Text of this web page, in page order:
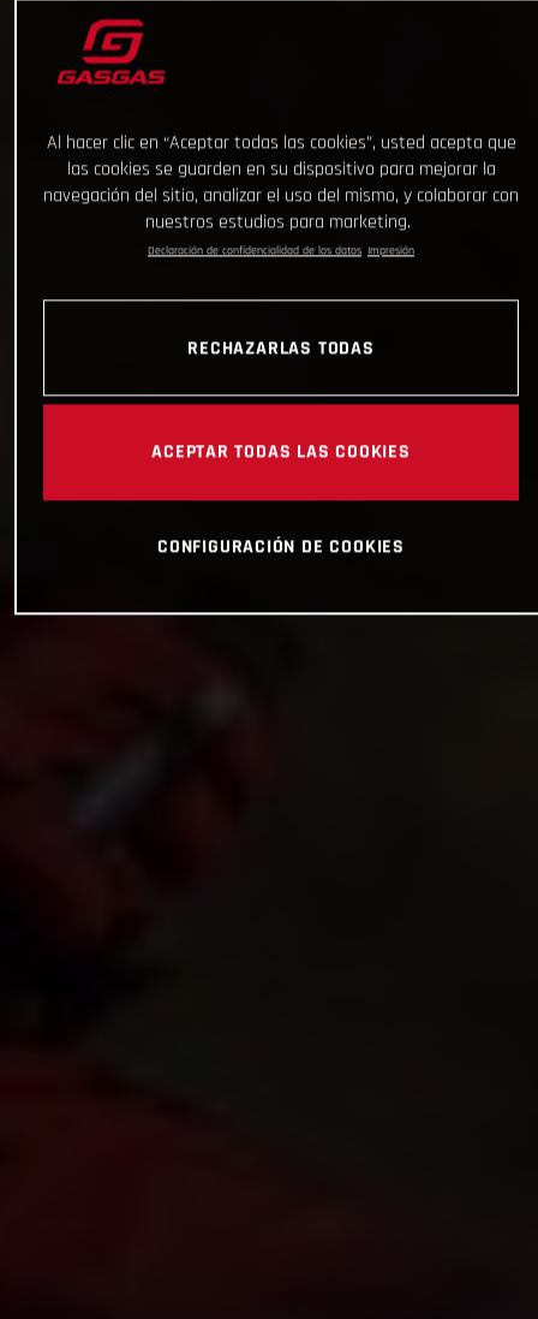
Al hacer clic en “Aceptar todas las cookies”, usted acepta que
las cookies se guarden en su dispositivo para mejorar la
navegación del sitio, analizar el uso del mismo, y colaborar con
nuestros estudios para marketing.
Declaración de confidencialidad de los datos Impresión
RECHAZARLAS TODAS
ACEPTAR TODAS LAS COOKIES
CONFIGURACIÓN DE COOKIES